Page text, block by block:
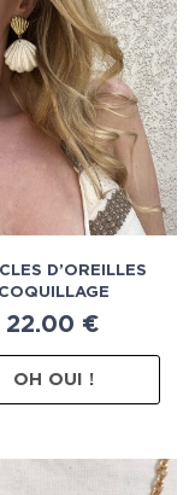
D’OREILLES
COQUILLAGE
22.00 €
OH OUI !